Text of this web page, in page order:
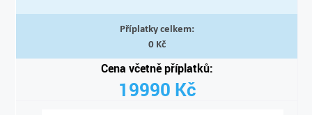
Příplatky celkem:
0Kč
Cena včetně příplatků:
19990 Kč